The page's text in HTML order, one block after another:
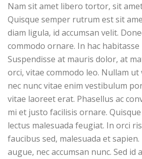
Nam sit amet libero tortor, sit
Quisque semper rutrum est sit
diam ligula, id accumsan velit.
commodo ornare. In hac
Suspendisse at mauris dolor, at
orci, vitae commodo leo. Nullam
nec nunc vitae enim vestibulum
vitae laoreet erat. Phasellus ac
mi et justo facilisis ornare.
lectus malesuada feugiat. In orci
faucibus sed, malesuada et
augue, nec accumsan nunc. Sed